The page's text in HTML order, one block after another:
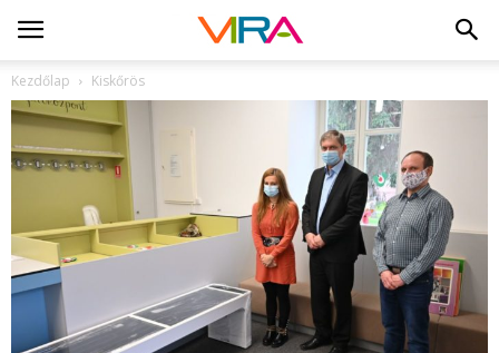
Kezdőlap Kiskőrös